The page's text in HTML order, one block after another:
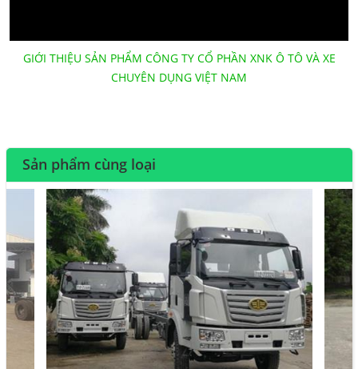
GIỚI THIỆU SẢN PHẨM CÔNG TY CỔ PHẦN XNK Ô TÔ VÀ XE
CHUYÊN DỤNG VIỆT NAM
Sản phẩm cùng loại